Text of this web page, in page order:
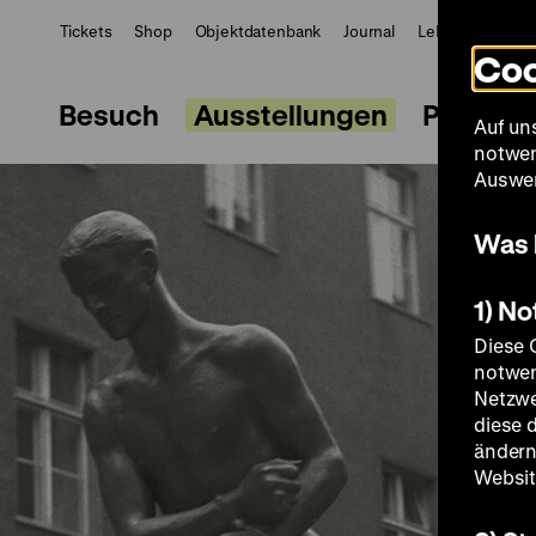
Tickets Shop Objektdatenbank Journal LeMO
Besuch Ausstellungen
Auf
Was
1)
Diese
diese